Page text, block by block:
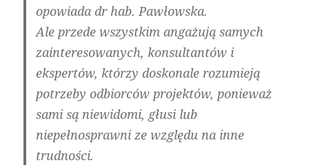
opowiada dr hab. Pawłowska.
Ale przede wszystkim angażują samych
zainteresowanych, konsultantów i
ekspertów, którzy doskonale rozumieją
potrzeby odbiorców projektów, ponieważ
sami są niewidomi, głusi lub
niepełnosprawni ze względu na inne
trudności.